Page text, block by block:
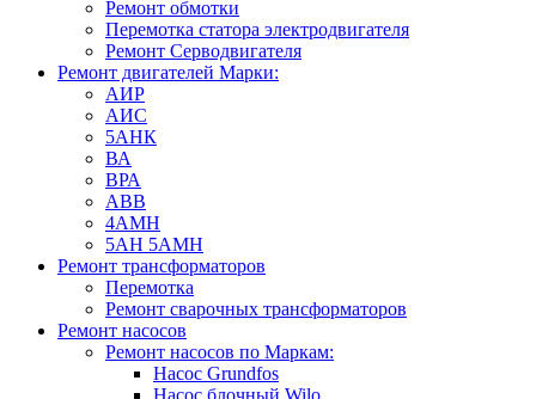
Ремонт обмотки
Перемотка статора электродвигателя
Ремонт Серводвигателя
Ремонт двигателей Марки:
АИР
АИС
5АНК
ВА
ВРА
ABB
4АМН
5АН 5АМН
Ремонт трансформаторов
Перемотка
Ремонт сварочных трансформаторов
Ремонт насосов
Ремонт насосов по Маркам:
Насос Grundfos
Насос блочный Wilo